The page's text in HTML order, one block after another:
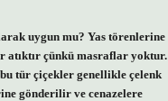
uygun mu? Yas törenlerine
atıktır çünkü masraflar yoktur.
tür çiçekler genellikle çelenk
gönderilir ve cenazelere